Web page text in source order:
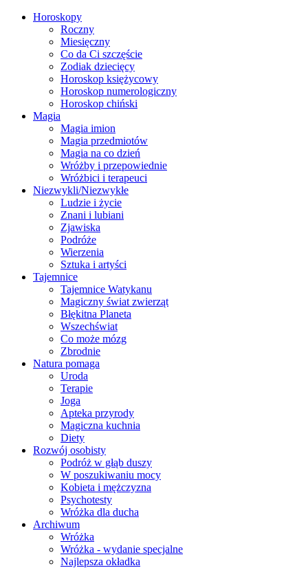
Horoskopy
Roczny
Miesięczny
Co da Ci szczęście
Zodiak dziecięcy
Horoskop księżycowy
Horoskop numerologiczny
Horoskop chiński
Magia
Magia imion
Magia przedmiotów
Magia na co dzień
Wróżby i przepowiednie
Wróżbici i terapeuci
Niezwykli/Niezwykłe
Ludzie i życie
Znani i lubiani
Zjawiska
Podróże
Wierzenia
Sztuka i artyści
Tajemnice
Tajemnice Watykanu
Magiczny świat zwierząt
Błękitna Planeta
Wszechświat
Co może mózg
Zbrodnie
Natura pomaga
Uroda
Terapie
Joga
Apteka przyrody
Magiczna kuchnia
Diety
Rozwój osobisty
Podróż w głąb duszy
W poszukiwaniu mocy
Kobieta i mężczyzna
Psychotesty
Wróżka dla ducha
Archiwum
Wróżka
Wróżka - wydanie specjalne
Najlepsza okładka